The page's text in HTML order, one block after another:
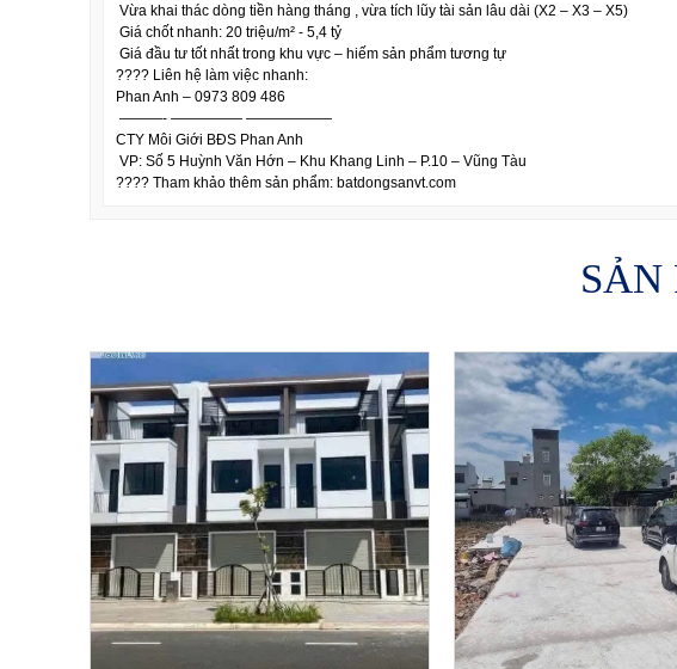
Vừa khai thác dòng tiền hàng tháng , vừa tích lũy tài sản lâu dài (X2 – X3 – X5)
Giá chốt nhanh: 20 triệu/m² - 5,4 tỷ
Giá đầu tư tốt nhất trong khu vực – hiếm sản phẩm tương tự
???? Liên hệ làm việc nhanh:
Phan Anh – 0973 809 486
———- ————— ——————
CTY Môi Giới BĐS Phan Anh
VP: Số 5 Huỳnh Văn Hớn – Khu Khang Linh – P.10 – Vũng Tàu
???? Tham khảo thêm sản phẩm: batdongsanvt.com
SẢN